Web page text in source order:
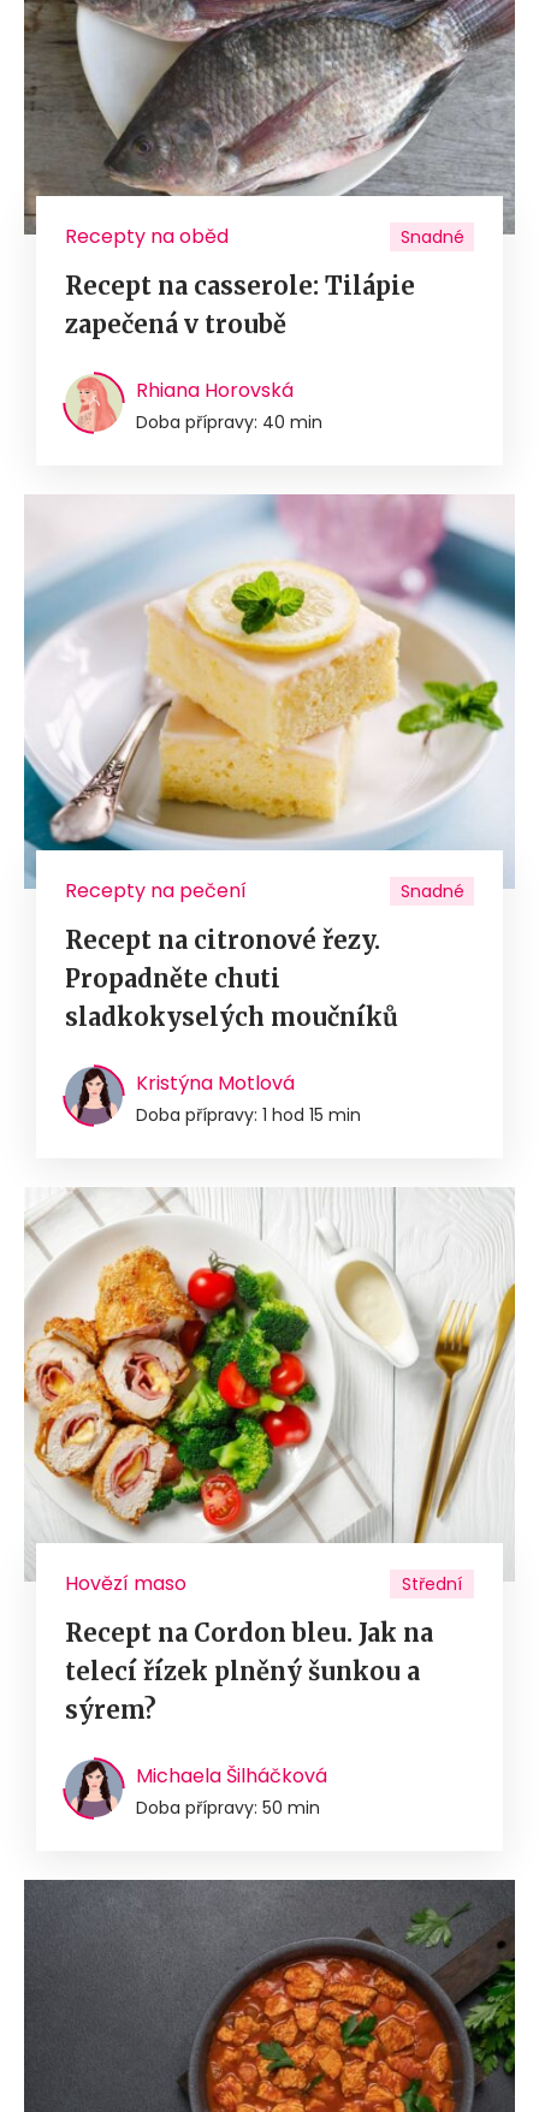
Recepty na oběd Snadné
Recept na casserole: Tilápie
zapečená v troubě
Rhiana Horovská
Doba přípravy: 40 min
Recepty na pečení Snadné
Recept na citronové řezy.
Propadněte chuti
sladkokyselých moučníků
Kristýna Motlová
Doba přípravy: 1 hod 15 min
Hovězí maso Střední
Recept na Cordon bleu. Jak na
telecí řízek plněný šunkou a
sýrem?
Michaela Šilháčková
Doba přípravy: 50 min